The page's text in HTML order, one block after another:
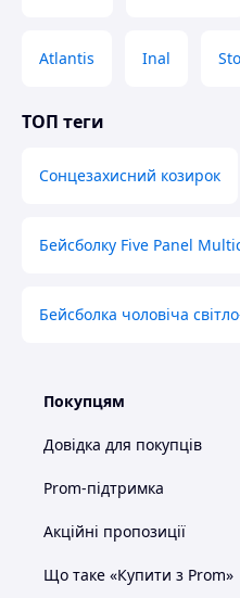
Atlantis Inal
ТОП теги
Сонцезахисний козирок
Бейсболку Five Panel
Бейсболка чоловіча
Покупцям
Довідка для покупців
Prom-підтримка
Акційні пропозиції
Що таке «Купити з Prom»